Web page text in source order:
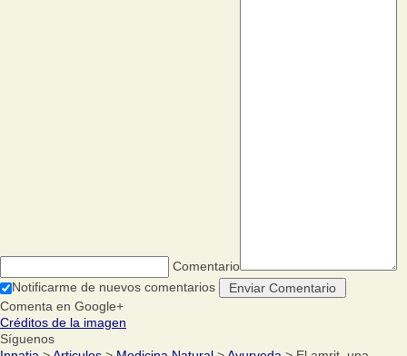
Comentario
Notificarme de nuevos comentarios
Comenta en Google+
Créditos de la imagen
Síguenos